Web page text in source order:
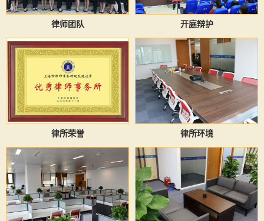
律师团队 开庭辩护
律所荣誉 律所环境